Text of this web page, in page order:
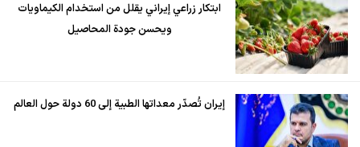
ابتكار زراعي إيراني يقلل من استخدام الكيماويات
ويحسن جودة المحاصيل
إيران تُصدّر معداتها الطبية إلى 60 دولة حول العالم